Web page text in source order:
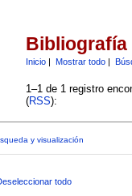
Inicio| Mostrar todo|
1–1 de 1 registro
(RSS):
y visualización
todo